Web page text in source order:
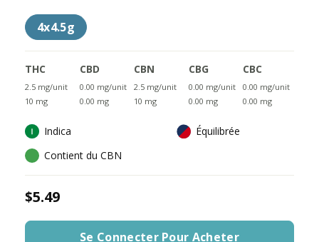
4x4.5g
THC
2.5 mg/unit
10 mg
CBD
0.00 mg/unit
0.00 mg
CBN
2.5 mg/unit
10 mg
CBG
0.00 mg/unit
0.00 mg
CBC
0.00 mg/unit
0.00 mg
Indica
Équilibrée
Contient du CBN
$5.49
Se Connecter Pour Acheter